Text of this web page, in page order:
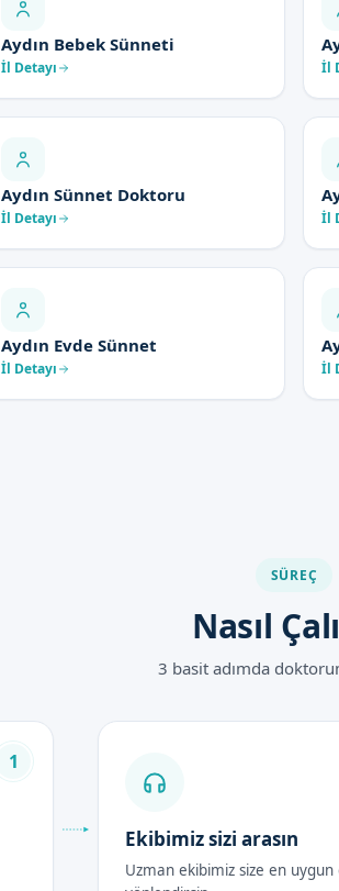
Aydın Bebek Sünneti
İl Detayı İl
Aydın Sünnet Doktoru
İl Detayı İl
Aydın Evde Sünnet
İl Detayı İl
SÜREÇ
Nasıl
3 basit adımda
1
Ekibimiz sizi arasın
Uzman ekibimiz size en